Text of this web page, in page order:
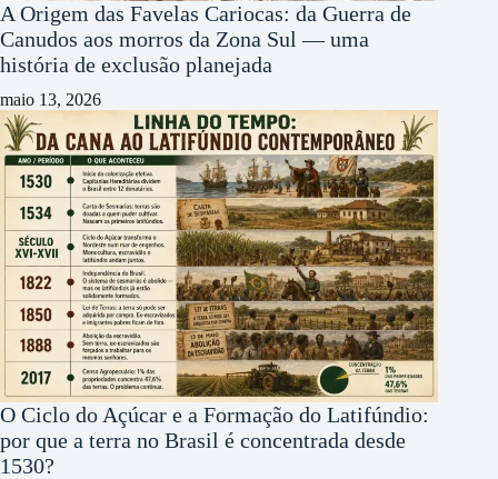
A Origem das Favelas Cariocas: da Guerra de
Canudos aos morros da Zona Sul — uma
história de exclusão planejada
maio 13, 2026
O Ciclo do Açúcar e a Formação do Latifúndio:
por que a terra no Brasil é concentrada desde
1530?